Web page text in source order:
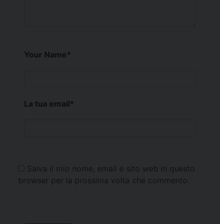
Your Name*
La tua email*
Salva il mio nome, email e sito web in questo
browser per la prossima volta che commento.